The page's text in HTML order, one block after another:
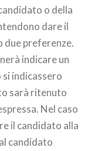
o della
dare il
due preferenze.
indicare un
si indicassero
sarà ritenuto
Nel caso
il candidato alla
candidato